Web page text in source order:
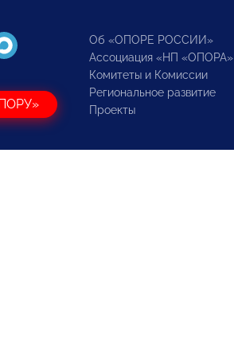
Об «ОПОРЕ РОССИИ»
Ассоциация «НП «ОПОРА»
Комитеты и Комиссии
Региональное развитие
Проекты